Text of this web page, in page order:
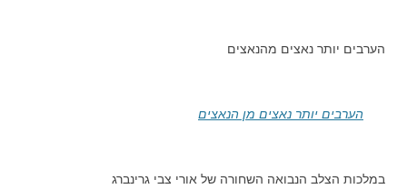
הערבים יותר נאצים מהנאצים
הערבים יותר נאצים מן הנאצים
במלכות הצלב הנבואה השחורה של אורי צבי גרינברג